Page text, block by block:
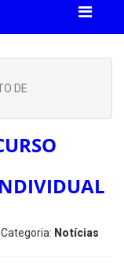
DE
| Categoria: Notícias